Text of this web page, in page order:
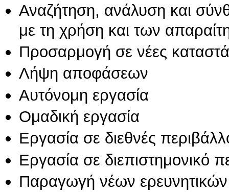
Αναζήτηση, ανάλυση και
με τη χρήση και των
Προσαρμογή σε νέες
Λήψη αποφάσεων
Αυτόνομη εργασία
Ομαδική εργασία
Εργασία σε διεθνές
Εργασία σε διεπιστημονικό
Παραγωγή νέων